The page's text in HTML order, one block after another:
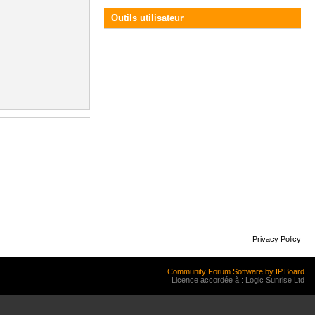
Outils utilisateur
Privacy Policy
Community Forum Software by IP.Board
Licence accordée à : Logic Sunrise Ltd